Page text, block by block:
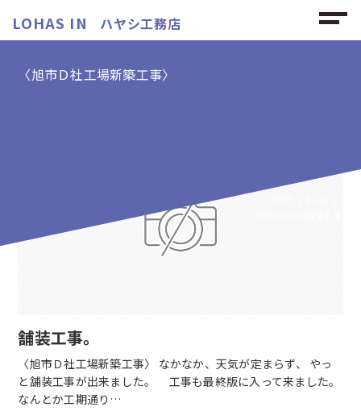
LOHAS IN ハヤシ工務店
〈旭市Ｄ社工場新築工事〉
舗装工事。
〈旭市Ｄ社工場新築工事〉 なかなか、天気が定まらず、 やっ
と舗装工事が出来ました。 工事も最終版に入って来ました。
なんとか工期通り…